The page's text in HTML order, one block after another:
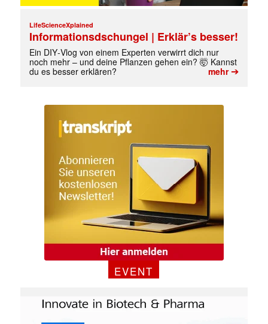
LifeScienceXplained
Informationsdschungel | Erklär’s besser!
Ein DIY‑Vlog von einem Experten verwirrt dich nur
noch mehr – und deine Pflanzen gehen ein? 🤯 Kannst
du es besser erklären?
mehr➔
EVENT